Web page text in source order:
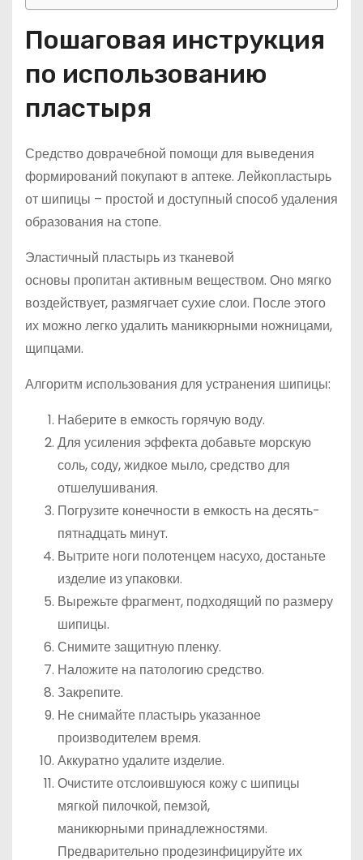
Пошаговая инструкция
по использованию
пластыря
Средство доврачебной помощи для выведения
формирований покупают в аптеке. Лейкопластырь
от шипицы – простой и доступный способ удаления
образования на стопе.
Эластичный пластырь из тканевой
основы пропитан активным веществом. Оно мягко
воздействует, размягчает сухие слои. После этого
их можно легко удалить маникюрными ножницами,
щипцами.
Алгоритм использования для устранения шипицы:
Наберите в емкость горячую воду.
Для усиления эффекта добавьте морскую
соль, соду, жидкое мыло, средство для
отшелушивания.
Погрузите конечности в емкость на десять-
пятнадцать минут.
Вытрите ноги полотенцем насухо, достаньте
изделие из упаковки.
Вырежьте фрагмент, подходящий по размеру
шипицы.
Снимите защитную пленку.
Наложите на патологию средство.
Закрепите.
Не снимайте пластырь указанное
производителем время.
Аккуратно удалите изделие.
Очистите отслоившуюся кожу с шипицы
мягкой пилочкой, пемзой,
маникюрными принадлежностями.
Предварительно продезинфицируйте их